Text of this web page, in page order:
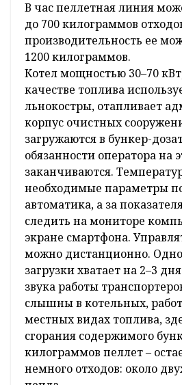
В час пеллетная линия
до 700 килограммов
производительность ее
1200 килограммов.
Котел мощностью 30–70
качестве топлива
льнокостры, отапливает
корпус очистных
загружаются в бункер-
обязанности оператора на
заканчиваются.
необходимые параметры
автоматика, а за
следить на мониторе
экране смартфона.
можно дистанционно.
загрузки хватает на 2–3
звука работы
слышны в котельных,
местных видах топлива,
сгорания содержимого
килограммов пеллет –
немного отходов: около